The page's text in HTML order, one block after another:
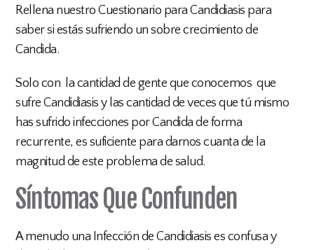
Rellena nuestro Cuestionario para Candidiasis para
saber si estás sufriendo un sobre crecimiento de
Candida.
Solo con la cantidad de gente que conocemos que
sufre Candidiasis y las cantidad de veces que tú mismo
has sufrido infecciones por Candida de forma
recurrente, es suficiente para darnos cuanta de la
magnitud de este problema de salud.
Síntomas Que Confunden
A menudo una Infección de Candidiasis es confusa y